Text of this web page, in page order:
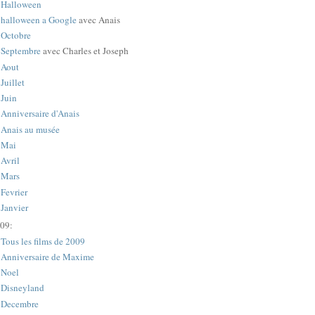
Halloween
halloween a Google avec Anais
Octobre
Septembre avec Charles et Joseph
Aout
Juillet
Juin
Anniversaire d'Anais
Anais au musée
Mai
Avril
Mars
Fevrier
Janvier
Tous les films de 2009
Anniversaire de Maxime
Noel
Disneyland
Decembre